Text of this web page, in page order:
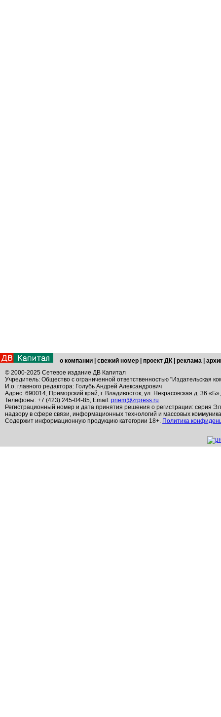
о компании свежий номер проект ДК реклама
© 2000-2025 Сетевое издание ДВ Капитал
Учредитель: Общество с ограниченной ответственностью "Издательская
И.о. главного редактора: Голубь Андрей Александрович
Адрес: 690014, Приморский край, г. Владивосток, ул. Некрасовская д. 36
Телефоны: +7 (423) 245-04-85; Email: priem@zrpress.ru
Регистрационный номер и дата принятия решения о регистрации: серия
надзору в сфере связи, информационных технологий и массовых
Содержит информационную продукцию категории 18+. Политика